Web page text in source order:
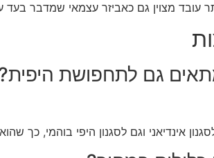
עובד מצוין גם כאביזר עצמאי שמדבר בעד
גם לתחפושת
אינדיאני וגם לסגנון היפי בוהמי, כך